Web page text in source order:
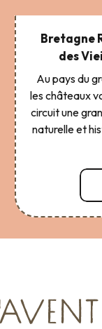
Bretagne
des
Au pays du
les châteaux
circuit une
naturelle et